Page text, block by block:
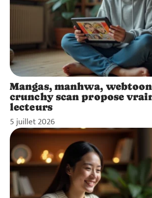
Mangas, manhwa, webtoon
crunchy scan propose
lecteurs
5 juillet 2026